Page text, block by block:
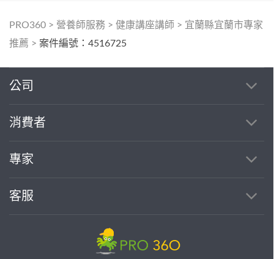
PRO360 > 營養師服務 > 健康講座講師 > 宜蘭縣宜蘭市專家
推薦 > 案件編號：4516725
公司
消費者
專家
客服